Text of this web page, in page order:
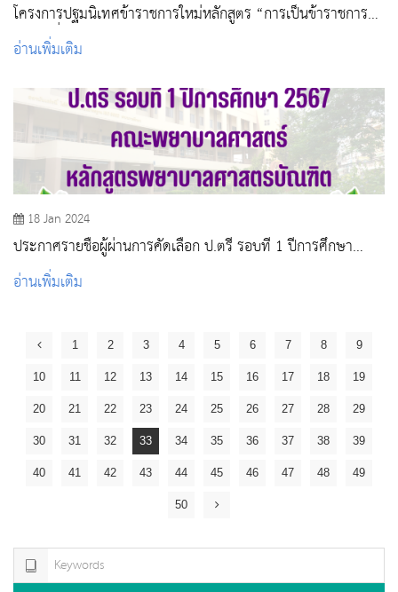
โครงการปฐมนิเทศข้าราชการใหม่หลักสูตร “การเป็นข้าราชการที่
ดี” รุ่นที่ 2/2567
อ่านเพิ่มเติม
18 Jan 2024
ประกาศรายชื่อผู้ผ่านการคัดเลือก ป.ตรี รอบที่ 1 ปีการศึกษา
2567
อ่านเพิ่มเติม
1 2 3 4 5 6 7 8 9
10 11 12 13 14 15 16 17 18 19
20 21 22 23 24 25 26 27 28 29
30 31 32 33 34 35 36 37 38 39
40 41 42 43 44 45 46 47 48 49
50